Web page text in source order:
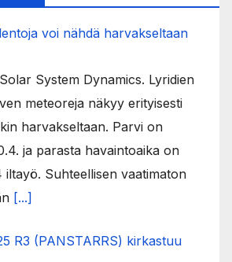
voi nähdä harvakseltaan
System Dynamics. Lyridien
meteoreja näkyy erityisesti
harvakseltaan. Parvi on
ja parasta havaintoaika on
iltayö. Suhteellisen vaatimaton
[...]
R3 (PANSTARRS) kirkastuu